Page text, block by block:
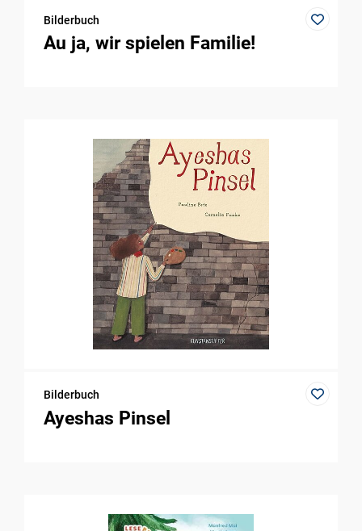
Bilderbuch
Au ja, wir spielen Familie!
Bilderbuch
Ayeshas Pinsel